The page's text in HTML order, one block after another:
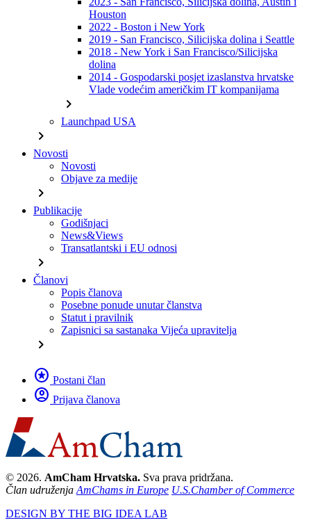
Houston
2022 - Boston i New York
2019 - San Francisco, Silicijska dolina i Seattle
2018 - New York i San Francisco/Silicijska
dolina
2014 - Gospodarski posjet izaslanstva hrvatske
Vlade vodećim američkim IT kompanijama
chevron_right
Launchpad USA
chevron_right
Novosti
Novosti
Objave za medije
chevron_right
Publikacije
Godišnjaci
News&Views
Transatlantski i EU odnosi
chevron_right
Članovi
Popis članova
Posebne ponude unutar članstva
Statut i pravilnik
Zapisnici sa sastanaka Vijeća upravitelja
chevron_right
stars Postani član
account_circle Prijava članova
© 2026. AmCham Hrvatska. Sva prava pridržana.
Član udruženja AmChams in Europe U.S.Chamber of Commerce
DESIGN BY THE BIG IDEA LAB